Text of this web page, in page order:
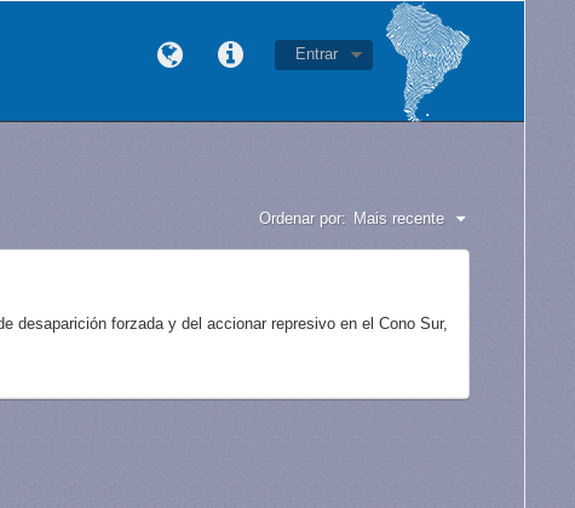
Entrar
Ordenar por: Mais recente
desaparición forzada y del accionar represivo en el Cono Sur,